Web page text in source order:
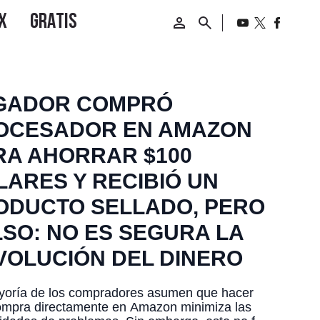
COMPRÓ
EN AMAZON
AHORRAR $100
Y RECIBIÓ UN
SELLADO, PERO
NO ES SEGURA LA
DEL DINERO
de los compradores asumen que hacer
directamente en Amazon minimiza las